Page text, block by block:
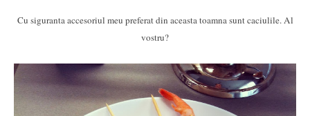
Cu siguranta accesoriul meu preferat din aceasta toamna sunt caciulile. Al
vostru?